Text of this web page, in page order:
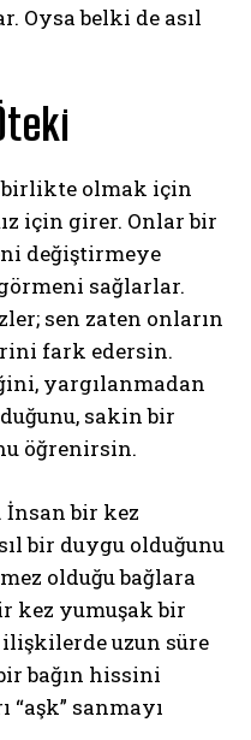
Oysa belki de asıl
birlikte olmak için
için girer. Onlar bir
değiştirmeye
sağlarlar.
sen zaten onların
fark edersin.
yargılanmadan
sakin bir
öğrenirsin.
İnsan bir kez
bir duygu olduğunu
olduğu bağlara
kez yumuşak bir
ilişkilerde uzun süre
bağın hissini
“aşk” sanmayı